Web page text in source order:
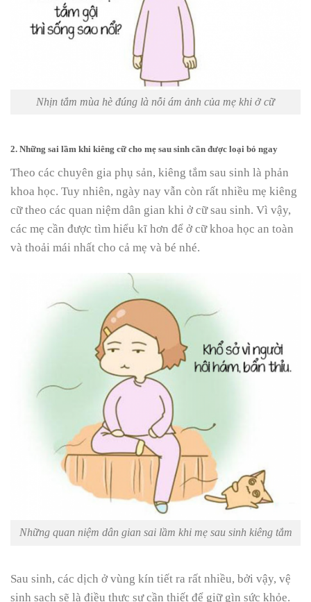
Nhịn tắm mùa hè đúng là nỗi ám ảnh của mẹ khi ở cữ
2. Những sai lầm khi kiêng cữ cho mẹ sau sinh cần được loại bỏ ngay
Theo các chuyên gia phụ sản, kiêng tắm sau sinh là phản
khoa học. Tuy nhiên, ngày nay vẫn còn rất nhiều mẹ kiêng
cữ theo các quan niệm dân gian khi ở cữ sau sinh. Vì vậy,
các mẹ cần được tìm hiểu kĩ hơn để ở cữ khoa học an toàn
và thoải mái nhất cho cả mẹ và bé nhé.
Những quan niệm dân gian sai lầm khi mẹ sau sinh kiêng tắm
Sau sinh, các dịch ở vùng kín tiết ra rất nhiều, bởi vậy, vệ
sinh sạch sẽ là điều thực sự cần thiết để giữ gìn sức khỏe.